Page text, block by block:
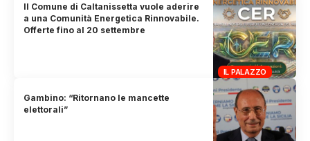
IL PALAZZO
Il Comune di Caltanissetta vuole aderire
a una Comunità Energetica Rinnovabile.
Offerte fino al 20 settembre
Gambino: “Ritornano le mancette
elettorali”